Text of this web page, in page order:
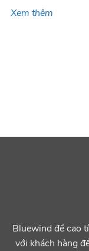
Xem thêm
Bluewind đề cao
với khách hàng